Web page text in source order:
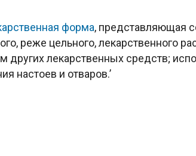
форма, представляющая
реже цельного, лекарственного
других лекарственных средств;
настоев и отваров.’